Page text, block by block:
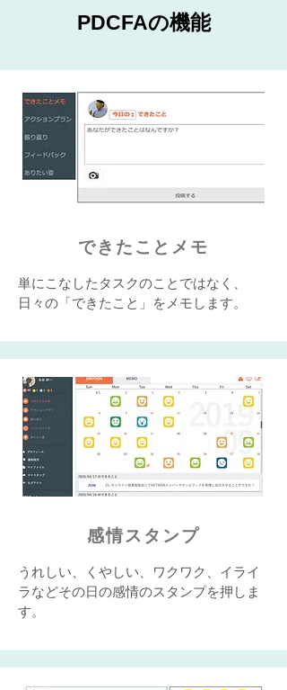
PDCFAの​機能
できたことメモ
単にこなしたタスクのことではなく、
日々の「できたこと」をメモします。
感情スタンプ
うれしい、くやしい、ワクワク、イライ
ラなどその日の感情のスタンプを押しま
す。